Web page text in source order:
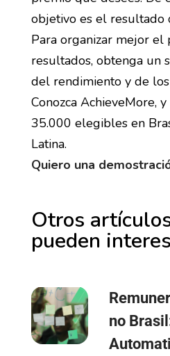
objetivo es el resultado
Para organizar mejor el
resultados, obtenga un
del rendimiento y de
Conozca AchieveMore,
35.000 elegibles en
Latina.
Quiero una
Otros
pueden
no